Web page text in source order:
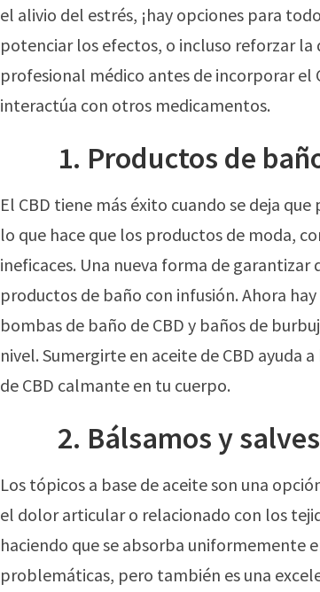
el alivio del estrés, ¡hay opciones para
potenciar los efectos, o incluso reforzar la
profesional médico antes de incorporar el
interactúa con otros medicamentos.
1. Productos de
El CBD tiene más éxito cuando se deja
lo que hace que los productos de moda,
ineficaces. Una nueva forma de
productos de baño con infusión. Ahora
bombas de baño de CBD y baños de
nivel. Sumergirte en aceite de CBD ayuda
de CBD calmante en tu cuerpo.
2. Bálsamos y
Los tópicos a base de aceite son una
el dolor articular o relacionado con los
haciendo que se absorba uniformemente
problemáticas, pero también es una